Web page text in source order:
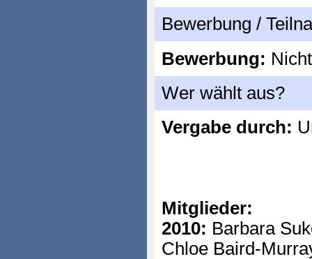
Bewerbung /
Bewerbung:
Wer wählt aus?
Vergabe durch:
Mitglieder:
2010: Barbara
Chloe Baird-